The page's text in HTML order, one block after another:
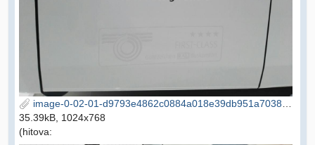
image-0-02-01-d9793e4862c0884a018e39db951a7038e0139ffec73e63ef489bb02b10e725e7-V.jpg
35.39kB, 1024x768
(hitova: